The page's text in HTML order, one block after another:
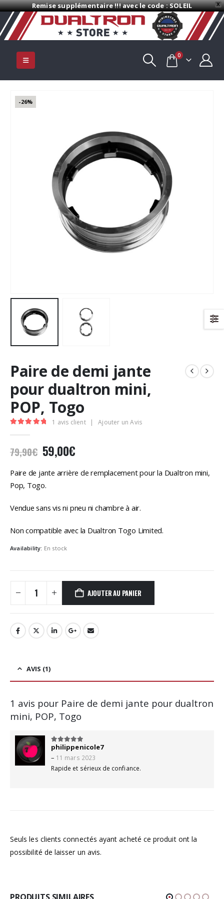
X
Remise supplémentaire !!! avec le code : SOLEIL
0
-26%
Paire de demi jante
pour dualtron mini,
POP, Togo
1 avis client | Ajouter un Avis
79,90€ Le
prix
initial
était :
59,00€Le
actuel
Paire de jante arrière de remplacement pour la Dualtron mini,
Pop, Togo.
Vendue sans vis ni pneu ni chambre à air.
Non compatible avec la Dualtron Togo Limited.
Availability: En stock
AJOUTER AU PANIER
AVIS (1)
1 avis pour Paire de demi jante pour dualtron
mini, POP, Togo
5 sur 5
philippenicole7
– 11 mars 2023
Rapide et sérieux de confiance.
Seuls les clients connectés ayant acheté ce produit ont la
possibilité de laisser un avis.